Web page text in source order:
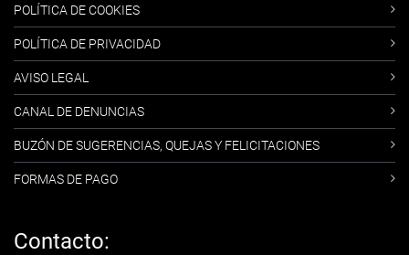
POLÍTICA DE COOKIES
POLÍTICA DE PRIVACIDAD
AVISO LEGAL
CANAL DE DENUNCIAS
BUZÓN DE SUGERENCIAS, QUEJAS Y FELICITACIONES
FORMAS DE PAGO
Contacto: